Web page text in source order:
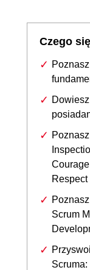
Czego
Respect
Scrum